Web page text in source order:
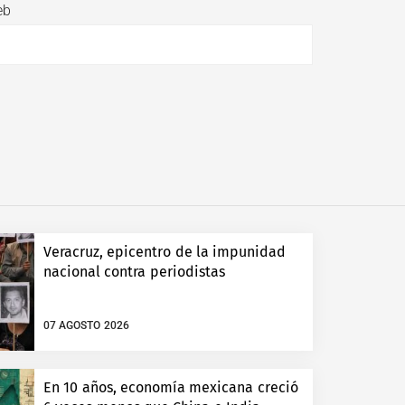
Veracruz, epicentro de la impunidad
nacional contra periodistas
07 AGOSTO 2026
En 10 años, economía mexicana creció